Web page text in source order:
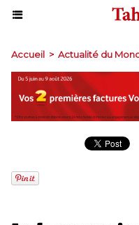
Accueil > Actualité du